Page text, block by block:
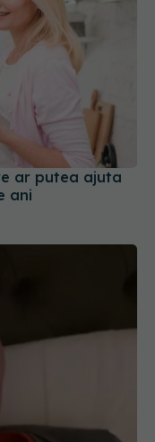
ar putea ajuta
ani